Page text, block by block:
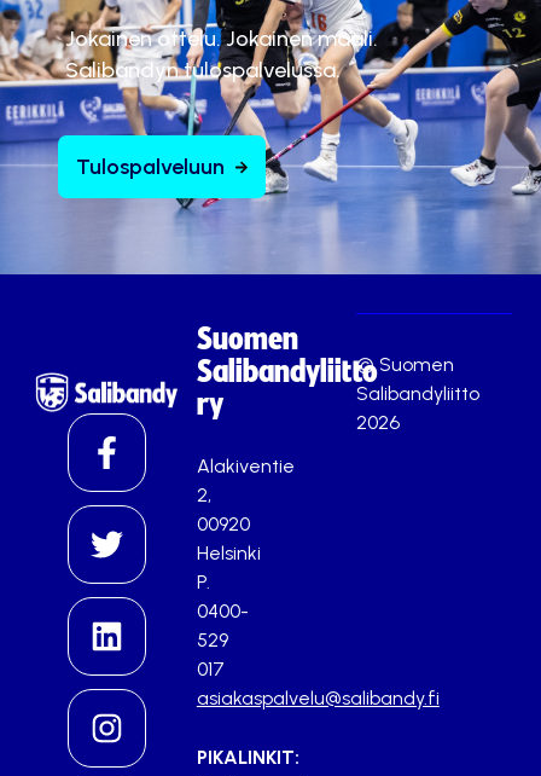
Jokainen ottelu. Jokainen maali.
Salibandyn tulospalvelussa.
Tulospalveluun
Suomen
Salibandyliitto
ry
Alakiventie
2,
00920
Helsinki
P.
0400-
529
017
asiakaspalvelu@salibandy.fi
PIKALINKIT:
© Suomen
Salibandyliitto
2026